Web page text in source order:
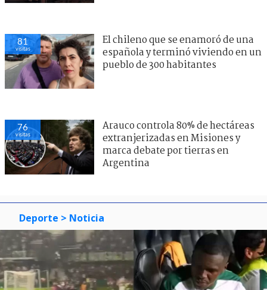
81
visitas
El chileno que se enamoró de una
española y terminó viviendo en un
pueblo de 300 habitantes
76
visitas
Arauco controla 80% de hectáreas
extranjerizadas en Misiones y
marca debate por tierras en
Argentina
Deporte > Noticia